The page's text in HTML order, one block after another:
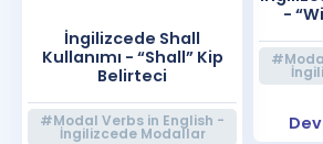
-
İngilizcede Shall
Kullanımı - “Shall” Kip
Belirteci
#Modal Verbs in English -
İngilizcede Modallar